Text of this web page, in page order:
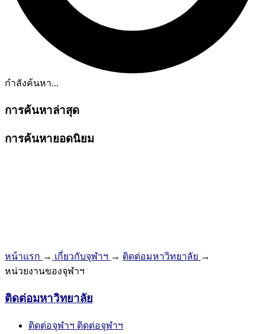
กำลังค้นหา...
การค้นหาล่าสุด
การค้นหายอดนิยม
หน้าแรก → เกี่ยวกับจุฬาฯ → ติดต่อมหาวิทยาลัย →
หน่วยงานของจุฬาฯ
ติดต่อมหาวิทยาลัย
ติดต่อจุฬาฯ ติดต่อจุฬาฯ